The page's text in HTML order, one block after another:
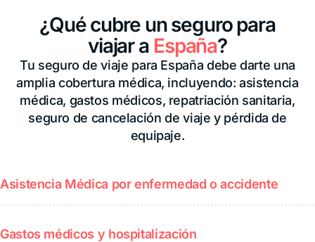
¿Qué cubre un seguro para
viajar a España?
Tu seguro de viaje para España debe darte una
amplia cobertura médica, incluyendo: asistencia
médica, gastos médicos, repatriación sanitaria,
seguro de cancelación de viaje y pérdida de
equipaje.
Asistencia Médica por enfermedad o accidente
Gastos médicos y hospitalización